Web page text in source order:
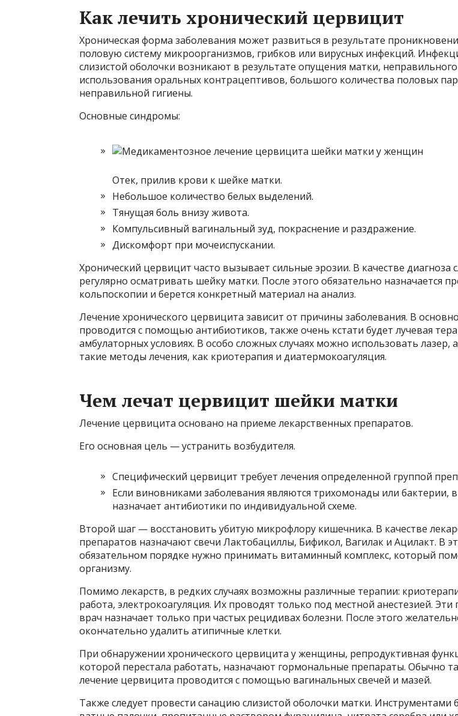
Как лечить хронический цервицит
Хроническая форма заболевания может развиться в результате
половую систему микроорганизмов, грибков или вирусных инфекций.
слизистой оболочки возникают в результате опущения матки, неправильного
использования оральных контрацептивов, большого количества половых
неправильной гигиены.
Основные синдромы:
Отек, прилив крови к шейке матки.
Небольшое количество белых выделений.
Тянущая боль внизу живота.
Компульсивный вагинальный зуд, покраснение и раздражение.
Дискомфорт при мочеиспускании.
Хронический цервицит часто вызывает сильные эрозии. В качестве диагноза
регулярно осматривать шейку матки. После этого обязательно назначается
кольпоскопии и берется конкретный материал на анализ.
Лечение хронического цервицита зависит от причины заболевания. В
проводится с помощью антибиотиков, также очень кстати будет лучевая
амбулаторных условиях. В особо сложных случаях можно использовать лазер,
такие методы лечения, как криотерапия и диатермокоагуляция.
Чем лечат цервицит шейки матки
Лечение цервицита основано на приеме лекарственных препаратов.
Его основная цель — устранить возбудителя.
Специфический цервицит требует лечения определенной группой
Если виновниками заболевания являются трихомонады или бактерии,
назначает антибиотики по индивидуальной схеме.
Второй шаг — восстановить убитую микрофлору кишечника. В качестве
препаратов назначают свечи Лактобациллы, Бификол, Вагилак и Ацилакт. В
обязательном порядке нужно принимать витаминный комплекс, который
организму.
Помимо лекарств, в редких случаях возможны различные терапии:
работа, электрокоагуляция. Их проводят только под местной анестезией.
врач назначает только при частых рецидивах болезни. После этого
окончательно удалить атипичные клетки.
При обнаружении хронического цервицита у женщины, репродуктивная
которой перестала работать, назначают гормональные препараты. Обычно
лечение цервицита проводится с помощью вагинальных свечей и мазей.
Также следует провести санацию слизистой оболочки матки. Инструментами